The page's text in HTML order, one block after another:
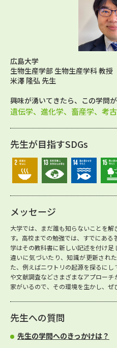
広島大学
生物生産学部 生物生産学科 教授
米澤 隆弘 先生
興味が湧いてきたら、この学問
遺伝学、進化学、畜産学、考
先生が目指すSDGs
メッセージ
大学では、まだ誰も知らないことを
す。高校までの勉強では、すでにあ
学はその教科書に新しい記述を付け
違いに気づいたり、知識が更新され
た、例えばニワトリの起源を探るに
や文献調査などさまざまなアプロー
家がいるので、その環境を生かし、ぜ
先生への質問
先生の学問へのきっかけは？